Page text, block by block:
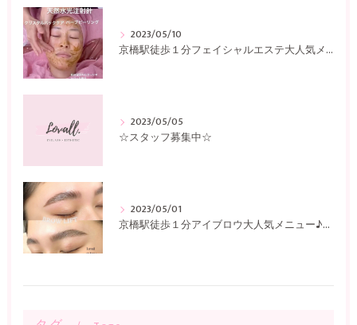
2023/05/10
京橋駅徒歩１分フェイシャルエステ大人気メニュー♪〜Lovall〜
2023/05/05
☆スタッフ募集中☆
2023/05/01
京橋駅徒歩１分アイブロウ大人気メニュー♪〜Lovall〜